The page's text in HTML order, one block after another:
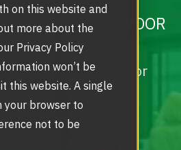
on this website and
more about the
Privacy Policy
won’t be
this website. A single
your browser to
not to be
Tourniquetdeuren
| Upgrades
| Toegangssluizen
Melden
EN 16005 norm
per categorie
VOOR
gekenmerkt door
technologische
en groeiend
eisen voor